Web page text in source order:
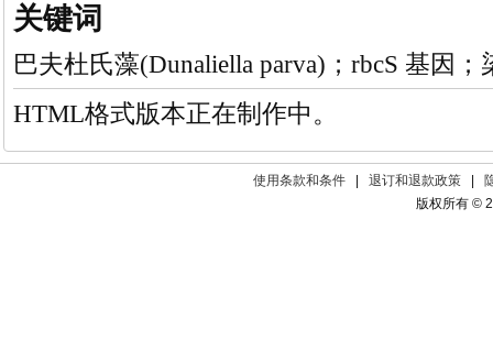
关键词
巴夫杜氏藻(Dunaliella parva)；rbcS 基因
HTML格式版本正在制作中。
使用条款和条件 | 退订和退款政策 |
版权所有 ©